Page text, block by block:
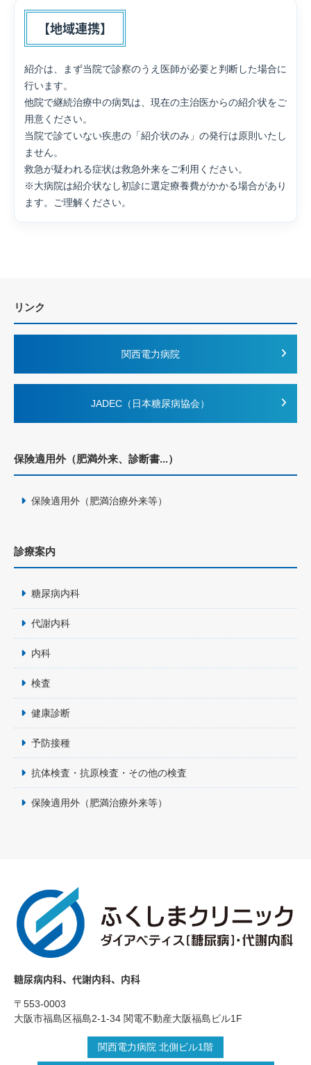
【地域連携】
紹介は、まず当院で診察のうえ医師が必要と判断した場合に
行います。
他院で継続治療中の病気は、現在の主治医からの紹介状をご
用意ください。
当院で診ていない疾患の「紹介状のみ」の発行は原則いたし
ません。
救急が疑われる症状は救急外来をご利用ください。
※大病院は紹介状なし初診に選定療養費がかかる場合があり
ます。ご理解ください。
リンク
関西電力病院
JADEC（日本糖尿病協会）
保険適用外（肥満外来、診断書...）
保険適用外（肥満治療外来等）
診療案内
糖尿病内科
代謝内科
内科
検査
健康診断
予防接種
抗体検査・抗原検査・その他の検査
保険適用外（肥満治療外来等）
糖尿病内科、代謝内科、内科
〒553-0003
大阪市福島区福島2-1-34 関電不動産大阪福島ビル1F
関西電力病院 北側ビル1階